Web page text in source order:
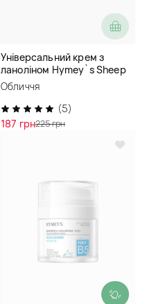
Універсальний крем з
ланоліном Hymey`s Sheep
Oil Delicate Moist Cream
Обличчя
(5)
187 грн225 грн